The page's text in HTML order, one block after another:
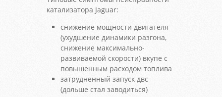
катализатора Jaguar:
снижение мощности двигателя
(ухудшение динамики разгона,
снижение максимально-
развиваемой скорости) вкупе с
повышенным расходом топлива
затрудненный запуск двс
(дольше стал заводиться)